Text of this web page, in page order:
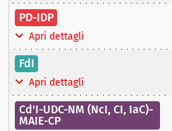
PD-IDP
Apri dettagli
FdI
Apri dettagli
Cd'I-UDC-NM (NcI, CI, IaC)-
MAIE-CP